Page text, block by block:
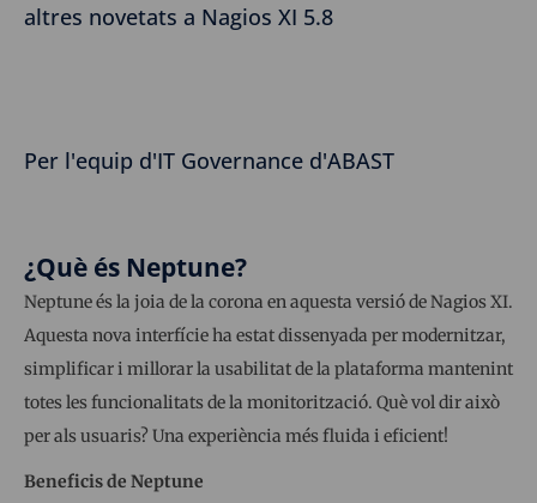
altres novetats a Nagios XI 5.8
Per l'equip d'IT Governance d'ABAST
¿Què és Neptune?
Neptune és la joia de la corona en aquesta versió de Nagios XI.
Aquesta nova interfície ha estat dissenyada per modernitzar,
simplificar i millorar la usabilitat de la plataforma mantenint
totes les funcionalitats de la monitorització. Què vol dir això
per als usuaris? Una experiència més fluida i eficient!
Beneficis de Neptune